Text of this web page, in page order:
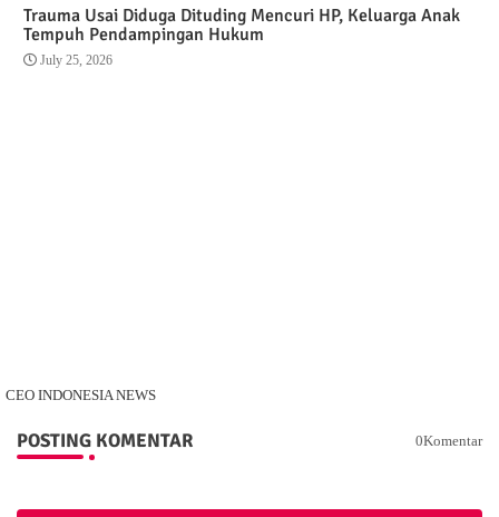
Trauma Usai Diduga Dituding Mencuri HP, Keluarga Anak
Tempuh Pendampingan Hukum
July 25, 2026
CEO INDONESIA NEWS
POSTING KOMENTAR 0Komentar